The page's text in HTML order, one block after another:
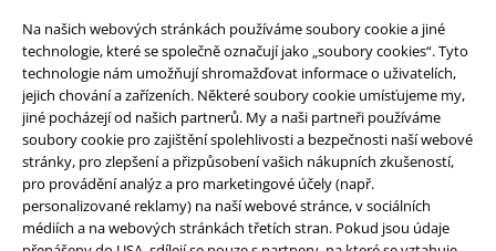
Na našich webových stránkách používáme soubory cookie a jiné
technologie, které se společně označují jako „soubory cookies“. Tyto
technologie nám umožňují shromažďovat informace o uživatelích,
jejich chování a zařízeních. Některé soubory cookie umísťujeme my,
jiné pocházejí od našich partnerů. My a naši partneři používáme
soubory cookie pro zajištění spolehlivosti a bezpečnosti naší webové
stránky, pro zlepšení a přizpůsobení vašich nákupních zkušeností,
pro provádění analýz a pro marketingové účely (např.
personalizované reklamy) na naší webové stránce, v sociálních
médiích a na webových stránkách třetích stran. Pokud jsou údaje
Právní informace
Podmínky